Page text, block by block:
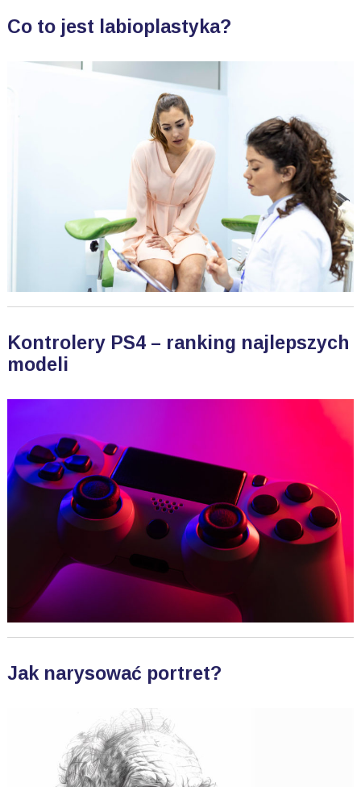
Co to jest labioplastyka?
Kontrolery PS4 – ranking najlepszych
modeli
Jak narysować portret?